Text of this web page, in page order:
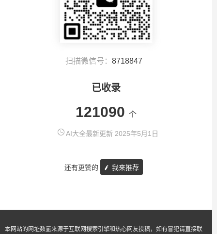
扫描微信号： 8718847
已收录
121090 个
AI大全最新更新 2025年5月1日
还有更赞的 我来推荐
本网站的网址数氢来源于互联网搜索引擎和热心网友投稿，如有冒犯请直接联